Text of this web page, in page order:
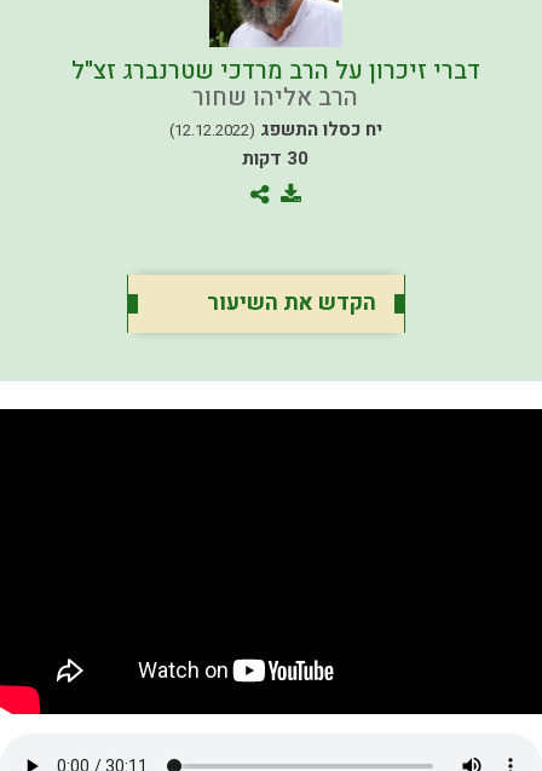
דברי זיכרון על הרב מרדכי שטרנברג זצ"ל
הרב אליהו שחור
יח כסלו התשפג (12.12.2022)
30 דקות
הקדש את השיעור